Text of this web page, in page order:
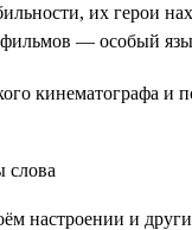
их герои
— особый
кинематографа
настроении и